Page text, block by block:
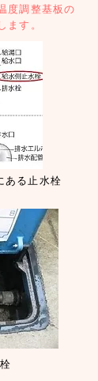
度調整基板の
ます。
ある止水栓